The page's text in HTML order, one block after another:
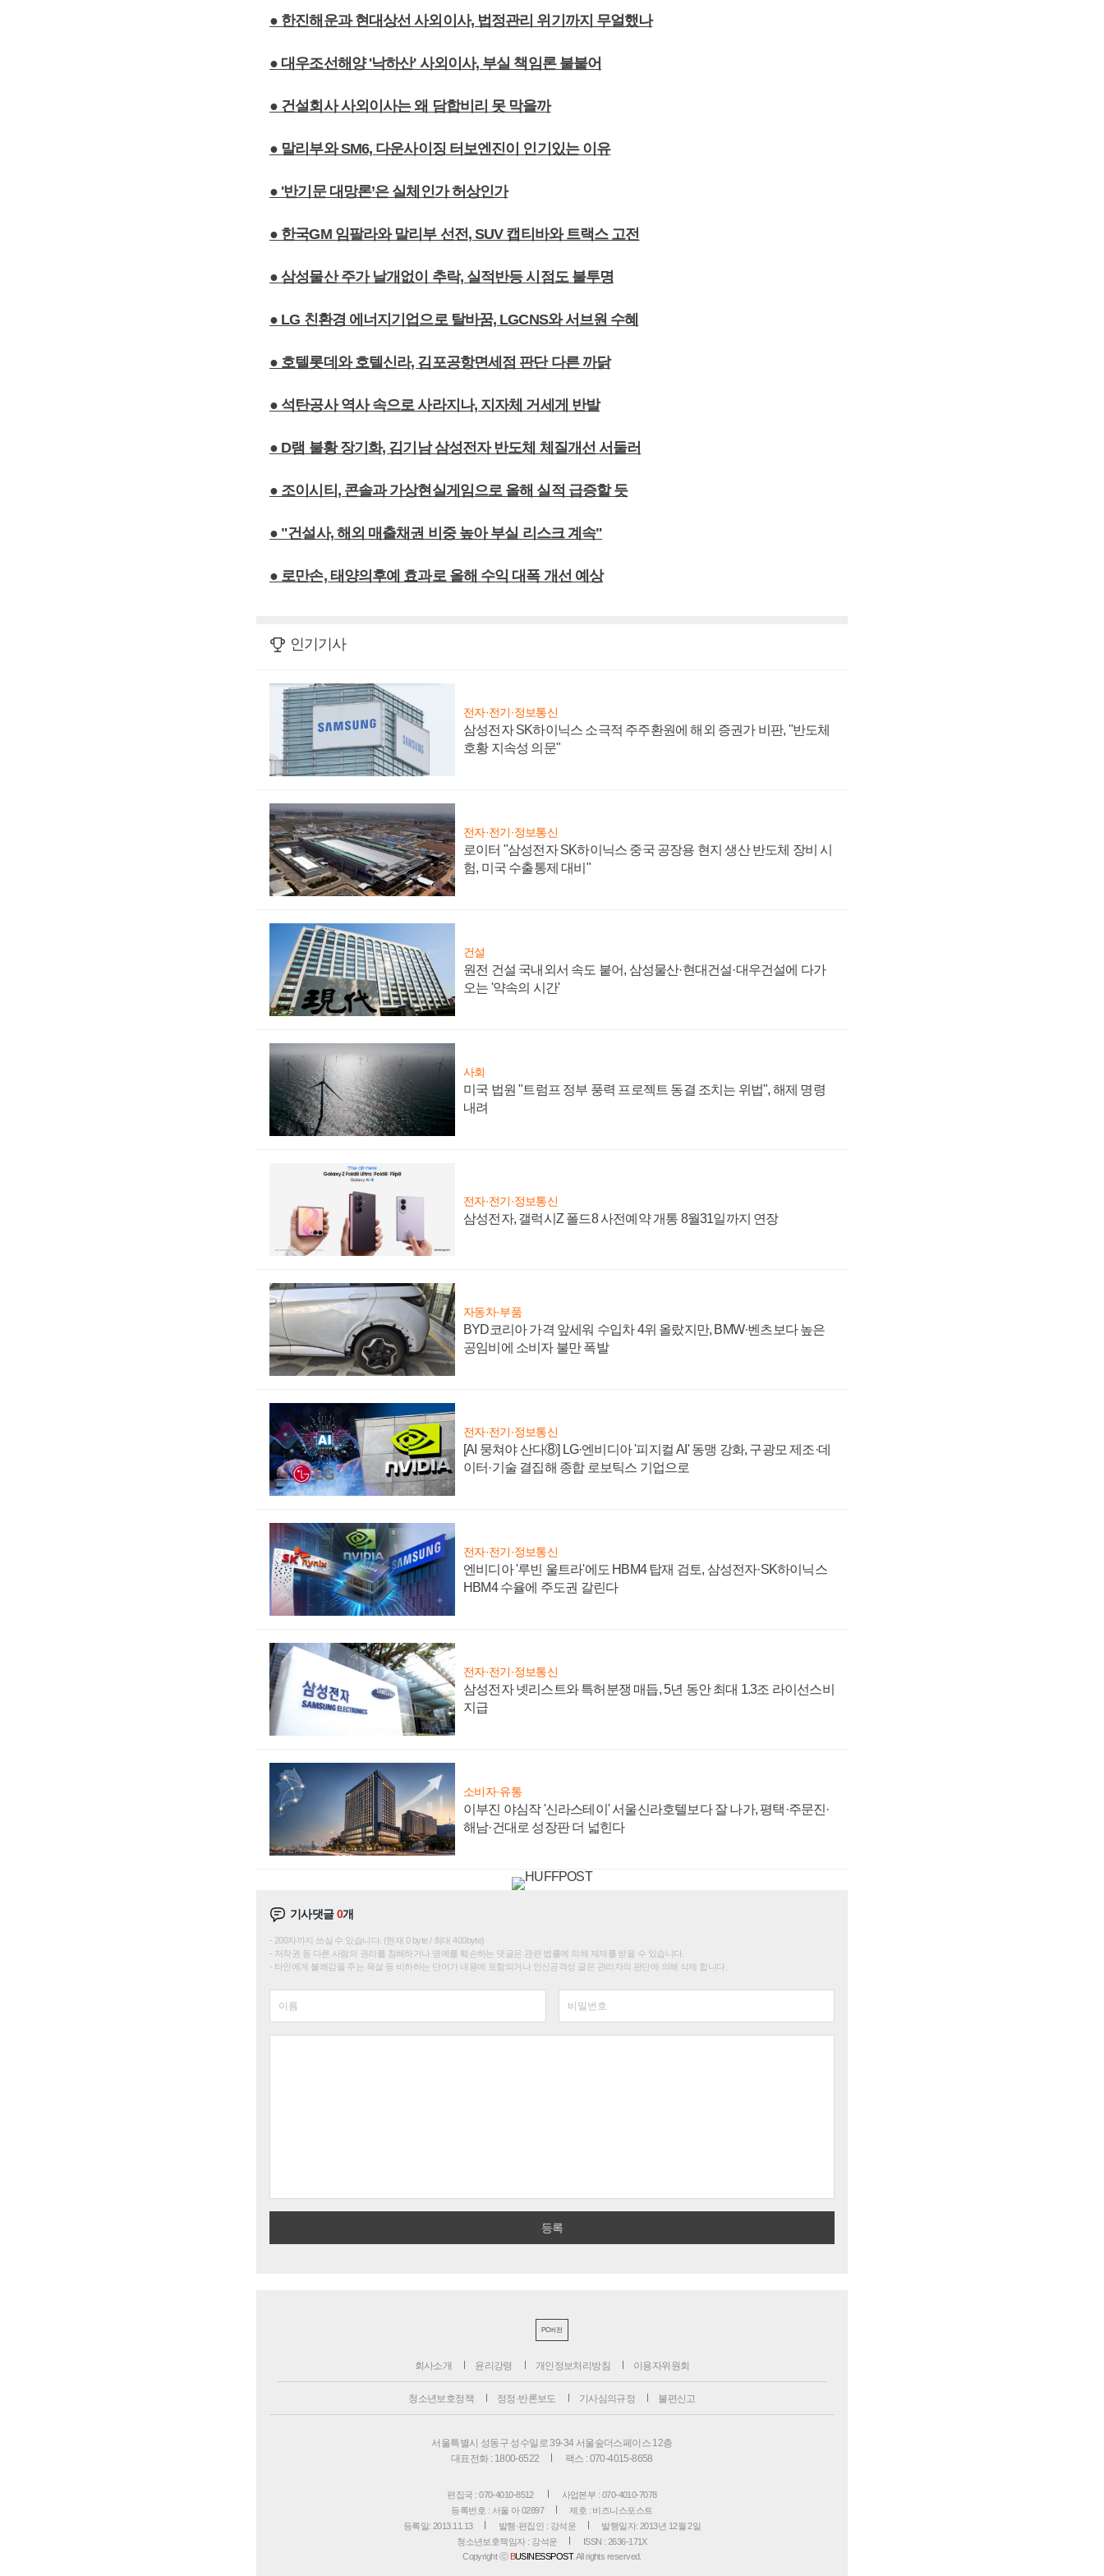
● 한진해운과 현대상선 사외이사, 법정관리 위기까지 무얼했나
● 대우조선해양 '낙하산' 사외이사, 부실 책임론 불붙어
● 건설회사 사외이사는 왜 담합비리 못 막을까
● 말리부와 SM6, 다운사이징 터보엔진이 인기있는 이유
● '반기문 대망론’은 실체인가 허상인가
● 한국GM 임팔라와 말리부 선전, SUV 캡티바와 트랙스 고전
● 삼성물산 주가 날개없이 추락, 실적반등 시점도 불투명
● LG 친환경 에너지기업으로 탈바꿈, LGCNS와 서브원 수혜
● 호텔롯데와 호텔신라, 김포공항면세점 판단 다른 까닭
● 석탄공사 역사 속으로 사라지나, 지자체 거세게 반발
● D램 불황 장기화, 김기남 삼성전자 반도체 체질개선 서둘러
● 조이시티, 콘솔과 가상현실게임으로 올해 실적 급증할 듯
● "건설사, 해외 매출채권 비중 높아 부실 리스크 계속"
● 로만손, 태양의후예 효과로 올해 수익 대폭 개선 예상
인기기사
전자·전기·정보통신
삼성전자 SK하이닉스 소극적 주주환원에 해외 증권가 비판, "반도체
호황 지속성 의문"
전자·전기·정보통신
로이터 "삼성전자 SK하이닉스 중국 공장용 현지 생산 반도체 장비 시
험, 미국 수출통제 대비"
건설
원전 건설 국내외서 속도 붙어, 삼성물산·현대건설·대우건설에 다가
오는 '약속의 시간'
사회
미국 법원 "트럼프 정부 풍력 프로젝트 동결 조치는 위법", 해제 명령
내려
전자·전기·정보통신
삼성전자, 갤럭시Z 폴드8 사전예약 개통 8월31일까지 연장
자동차·부품
BYD코리아 가격 앞세워 수입차 4위 올랐지만, BMW·벤츠보다 높은
공임비에 소비자 불만 폭발
전자·전기·정보통신
[AI 뭉쳐야 산다⑧] LG·엔비디아 '피지컬 AI' 동맹 강화, 구광모 제조·데
이터·기술 결집해 종합 로보틱스 기업으로
전자·전기·정보통신
엔비디아 '루빈 울트라'에도 HBM4 탑재 검토, 삼성전자·SK하이닉스
HBM4 수율에 주도권 갈린다
전자·전기·정보통신
삼성전자 넷리스트와 특허분쟁 매듭, 5년 동안 최대 1.3조 라이선스비
지급
소비자·유통
이부진 야심작 '신라스테이' 서울신라호텔보다 잘 나가, 평택·주문진·
해남·건대로 성장판 더 넓힌다
기사댓글0개
200자까지 쓰실 수 있습니다. (현재 0 byte / 최대 400byte)
저작권 등 다른 사람의 권리를 침해하거나 명예를 훼손하는 댓글은 관련 법률에 의해 제재를 받을 수 있습니다.
타인에게 불쾌감을 주는 욕설 등 비하하는 단어가 내용에 포함되거나 인신공격성 글은 관리자의 판단에 의해 삭제 합니다.
PC버전
회사소개 윤리강령 개인정보처리방침 이용자위원회
청소년보호정책 정정·반론보도 기사심의규정 불편신고
서울특별시 성동구 성수일로 39-34 서울숲더스페이스 12층
대표전화 : 1800-6522
팩스 : 070-4015-8658
편집국 : 070-4010-8512
사업본부 : 070-4010-7078
등록번호 : 서울 아 02897
제호 : 비즈니스포스트
등록일: 2013.11.13
발행·편집인 : 강석운
발행일자: 2013년 12월 2일
청소년보호책임자 : 강석운
ISSN : 2636-171X
Copyright ⓒ BUSINESSPOST. All rights reserved.